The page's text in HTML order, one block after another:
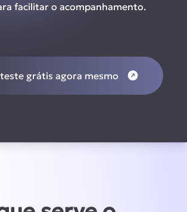
facilitar o acompanhamento.
grátis agora mesmo